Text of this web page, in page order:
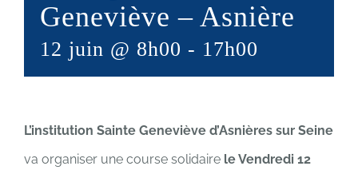
Geneviève – Asnière
12 juin @ 8h00 - 17h00
L’institution Sainte Geneviève d’Asnières sur Seine
va organiser une course solidaire le Vendredi 12